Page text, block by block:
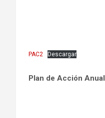
PAC2 Descargar
Plan de Acción Anual